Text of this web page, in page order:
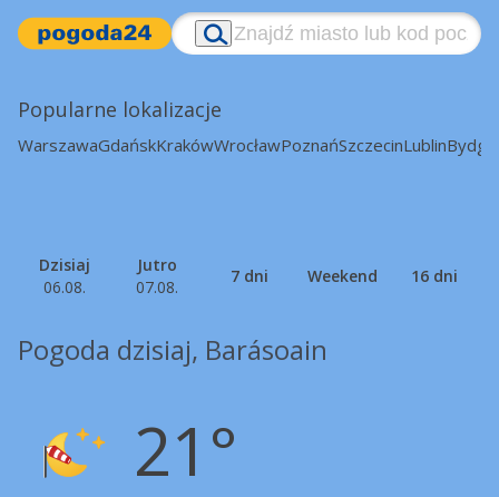
Popularne lokalizacje
WarszawaGdańskKrakówWrocławPoznańSzczecinLublin
Dzisiaj
06.08.
Jutro
07.08.
7 dni Weekend 16 dni
Pogoda dzisiaj, Barásoain
21°